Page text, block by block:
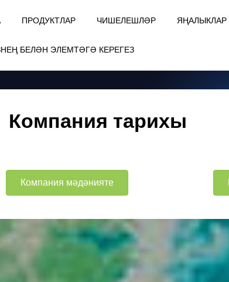
ПРОДУКТЛАР ЧИШЕЛЕШЛӘР ЯҢАЛЫКЛАР
БЕЛӘН ЭЛЕМТӘГӘ КЕРЕГЕЗ
Компания тарихы
Компания мәдәнияте